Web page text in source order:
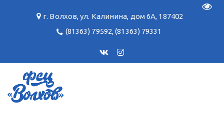
г. Волхов,ул. Калинина, дом 6А, 187402
(81363) 79592,(81363) 79331